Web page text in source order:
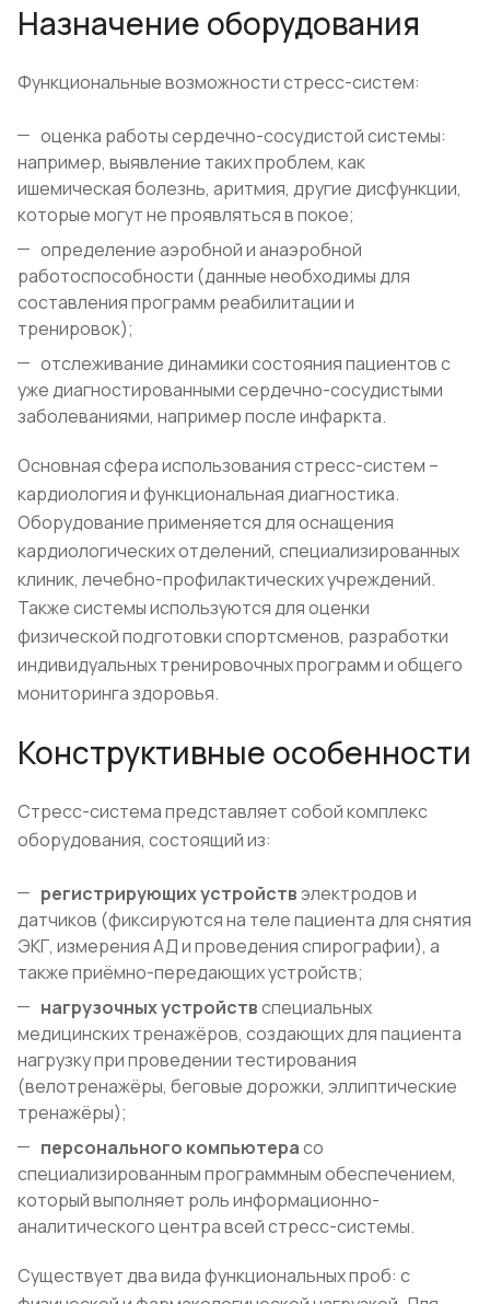
Назначение оборудования
Функциональные возможности стресс-систем:
оценка работы сердечно-сосудистой системы:
например, выявление таких проблем, как
ишемическая болезнь, аритмия, другие дисфункции,
которые могут не проявляться в покое;
определение аэробной и анаэробной
работоспособности (данные необходимы для
составления программ реабилитации и
тренировок);
отслеживание динамики состояния пациентов с
уже диагностированными сердечно-сосудистыми
заболеваниями, например после инфаркта.
Основная сфера использования стресс-систем –
кардиология и функциональная диагностика.
Оборудование применяется для оснащения
кардиологических отделений, специализированных
клиник, лечебно-профилактических учреждений.
Также системы используются для оценки
физической подготовки спортсменов, разработки
индивидуальных тренировочных программ и общего
мониторинга здоровья.
Конструктивные особенности
Стресс-система представляет собой комплекс
оборудования, состоящий из:
регистрирующих устройствэлектродов и
датчиков (фиксируются на теле пациента для снятия
ЭКГ, измерения АД и проведения спирографии), а
также приёмно-передающих устройств;
нагрузочных устройствспециальных
медицинских тренажёров, создающих для пациента
нагрузку при проведении тестирования
(велотренажёры, беговые дорожки, эллиптические
тренажёры);
персонального компьютерасо
специализированным программным обеспечением,
который выполняет роль информационно-
аналитического центра всей стресс-системы.
Существует два вида функциональных проб: с